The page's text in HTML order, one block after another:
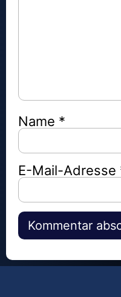
Name *
E-Mail-Adresse
Alternative: